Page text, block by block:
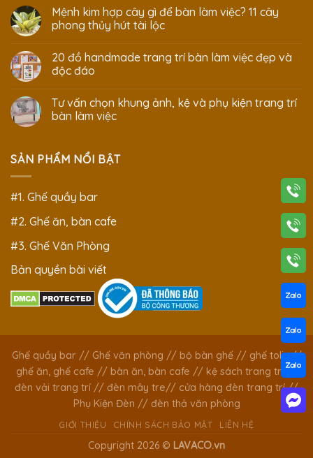
Mệnh kim hợp cây gì để bàn làm việc? 11 cây
phong thủy hút tài lộc
20 đồ handmade trang trí bàn làm việc đẹp và
độc đáo
Tư vấn chọn khung ảnh, kệ và phụ kiện trang trí
bàn làm việc
SẢN PHẨM NỔI BẬT
#1. Ghế quầy bar
#2. Ghế ăn, bàn cafe
#3. Ghế Văn Phòng
Bản quyền bài viết
Ghế quầy bar// Ghế văn phòng // bộ bàn ghế// ghế tolix//
ghế ăn, ghế cafe // bàn ăn, bàn cafe // kệ sách trang trí //
đèn vải trang trí // đèn mây tre// cửa hàng đèn trang trí//
Phụ Kiện Đèn // đèn thả văn phòng
GIỚI THIỆU CHÍNH SÁCH BẢO MẬT LIÊN HỆ
Copyright 2026 © LAVACO.vn